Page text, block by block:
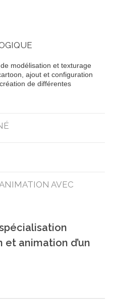
modélisation et texturage
ajout et configuration
de différentes
AVEC
et animation d’un